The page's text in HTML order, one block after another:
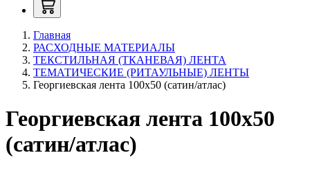
Главная
РАСХОДНЫЕ МАТЕРИАЛЫ
ТЕКСТИЛЬНАЯ (ТКАНЕВАЯ) ЛЕНТА
ТЕМАТИЧЕСКИЕ (РИТАУЛЬНЫЕ) ЛЕНТЫ
Георгиевская лента 100х50 (сатин/атлас)
Георгиевская лента 100х50
(сатин/атлас)